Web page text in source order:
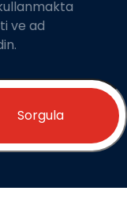
ve ad
Sorgula